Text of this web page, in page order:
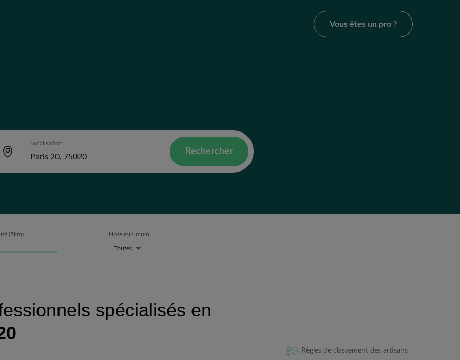
Vous êtes un pro ?
Localisation
Rechercher
(5 km) Note minimum
Toutes
spécialisés en
Règles de classement des artisans